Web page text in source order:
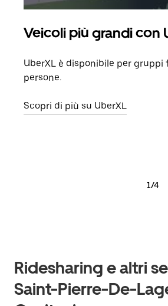
Veicoli più grandi con
UberXL è disponibile per gruppi
persone.
Scopri di più su UberXL
1/4
Ridesharing e altri
Saint-Pierre-De-